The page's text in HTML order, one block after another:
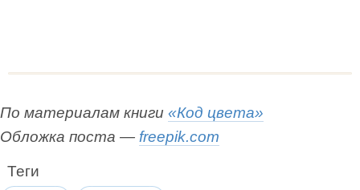
По материалам книги «Код цвета»
Обложка поста — freepik.com
Теги